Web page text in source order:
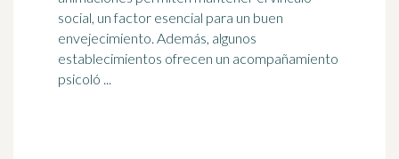
social, un factor esencial para un buen
envejecimiento. Además, algunos
establecimientos ofrecen un acompañamiento
psicoló ...